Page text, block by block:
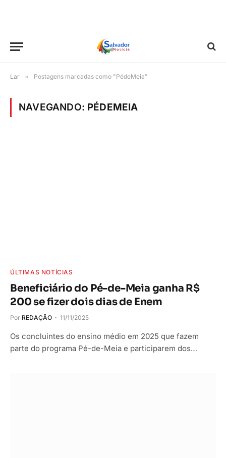
Lar » Postagens marcadas como "PédeMeia"
NAVEGANDO: PÉDEMEIA
ÚLTIMAS NOTÍCIAS
Beneficiário do Pé-de-Meia ganha R$
200 se fizer dois dias de Enem
Por REDAÇÃO 11/11/2025
Os concluintes do ensino médio em 2025 que fazem
parte do programa Pé-de-Meia e participarem dos…